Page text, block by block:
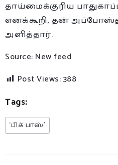
தாய்மைக்குரிய
எனக்கூறி, தன்
அளித்தார்.
Source: New feed
Post Views:388
Tags:
‘பிக் பாஸ்’